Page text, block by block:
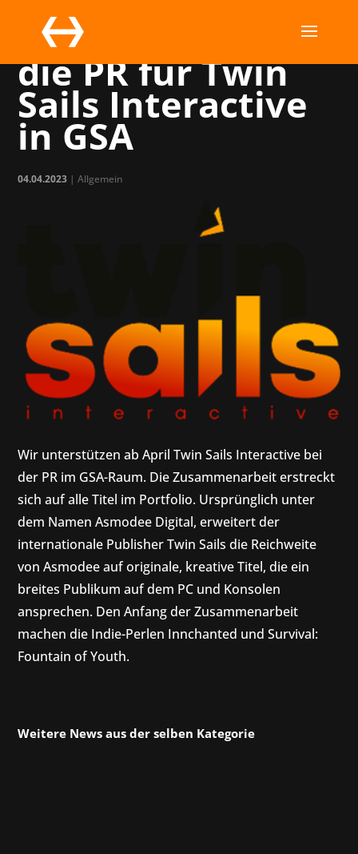
MC übernimmt
die PR für Twin
Sails Interactive
in GSA
04.04.2023 | Allgemein
Wir unterstützen ab April Twin Sails Interactive bei
der PR im GSA-Raum. Die Zusammenarbeit erstreckt
sich auf alle Titel im Portfolio. Ursprünglich unter
dem Namen Asmodee Digital, erweitert der
internationale Publisher Twin Sails die Reichweite
von Asmodee auf originale, kreative Titel, die ein
breites Publikum auf dem PC und Konsolen
ansprechen. Den Anfang der Zusammenarbeit
machen die Indie-Perlen Innchanted und Survival:
Fountain of Youth.
Weitere News aus der selben Kategorie